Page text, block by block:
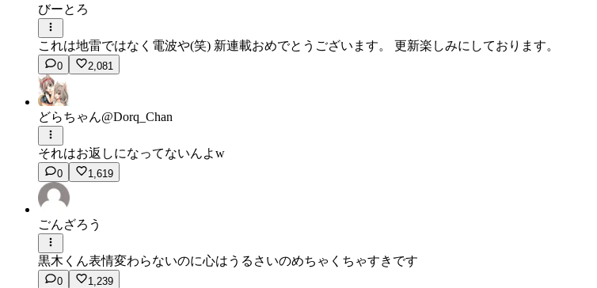
びーとろ
これは地雷ではなく電波や(笑) 新連載おめでとうございます。 更新楽しみにしております。
0 2,081
どらちゃん@Dorq_Chan
それはお返しになってないんよw
0 1,619
ごんざろう
黒木くん表情変わらないのに心はうるさいのめちゃくちゃすきです
0 1,239